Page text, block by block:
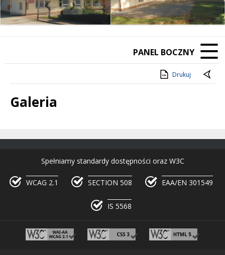
Poprzedni Element
Następny Element
❚❚
PANEL BOCZNY
Drukuj
Galeria
Spełniamy standardy dostępności oraz W3C
WCAG 2.1 SECTION 508 EAA/EN 301549
IS 5568